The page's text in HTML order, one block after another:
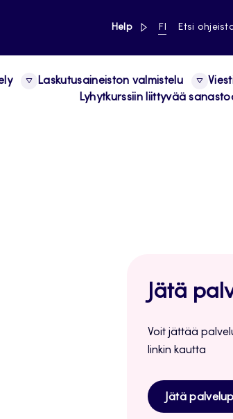
Help linkki pääsivustolle
NYKYINEN
FI Etsi
Laskutusaineiston valmistelu
Lyhytkurssiin liittyvää
Jätä
Voit jättää
linkin kautta
Jätä